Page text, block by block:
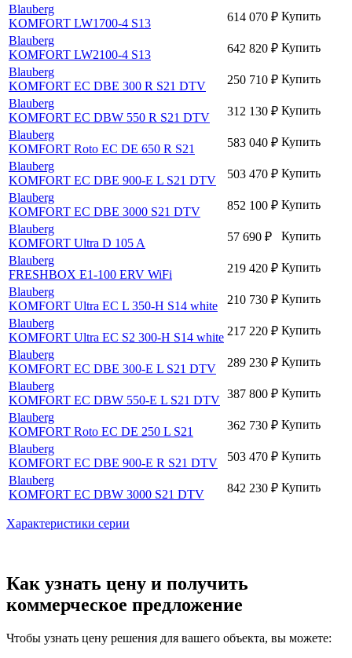
Blauberg
KOMFORT LW1700-4 S13
614 070 ₽ Купить
Blauberg
KOMFORT LW2100-4 S13
642 820 ₽ Купить
Blauberg
KOMFORT EC DBE 300 R S21 DTV
250 710 ₽ Купить
Blauberg
KOMFORT EC DBW 550 R S21 DTV
312 130 ₽ Купить
Blauberg
KOMFORT Roto EC DE 650 R S21
583 040 ₽ Купить
Blauberg
KOMFORT EC DBE 900-E L S21 DTV
503 470 ₽ Купить
Blauberg
KOMFORT EC DBE 3000 S21 DTV
852 100 ₽ Купить
Blauberg
KOMFORT Ultra D 105 A
57 690 ₽
Купить
Blauberg
FRESHBOX E1-100 ERV WiFi
219 420 ₽ Купить
Blauberg
KOMFORT Ultra EC L 350-H S14 white
210 730 ₽ Купить
Blauberg
KOMFORT Ultra EC S2 300-H S14 white 217 220 ₽ Купить
Blauberg
KOMFORT EC DBE 300-E L S21 DTV
289 230 ₽ Купить
Blauberg
KOMFORT EC DBW 550-E L S21 DTV 387 800 ₽ Купить
Blauberg
KOMFORT Roto EC DE 250 L S21
362 730 ₽ Купить
Blauberg
KOMFORT EC DBE 900-E R S21 DTV
503 470 ₽ Купить
Blauberg
KOMFORT EC DBW 3000 S21 DTV
842 230 ₽ Купить
Характеристики серии
Как узнать цену и получить
коммерческое предложение
Чтобы узнать цену решения для вашего объекта, вы можете: